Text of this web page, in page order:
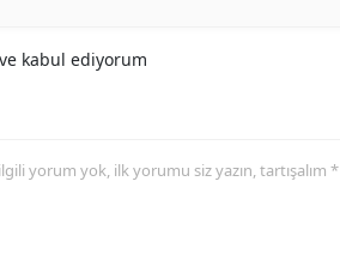
kabul ediyorum
yorum yok, ilk yorumu siz yazın, tartışalım *